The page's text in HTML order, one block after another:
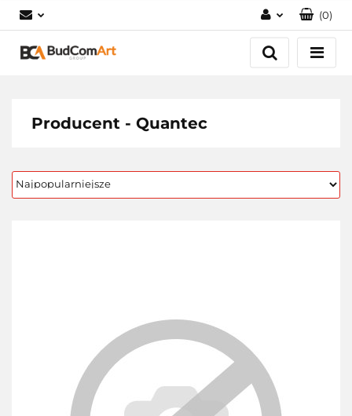
Zaloguj się
(0)
Producent - Quantec